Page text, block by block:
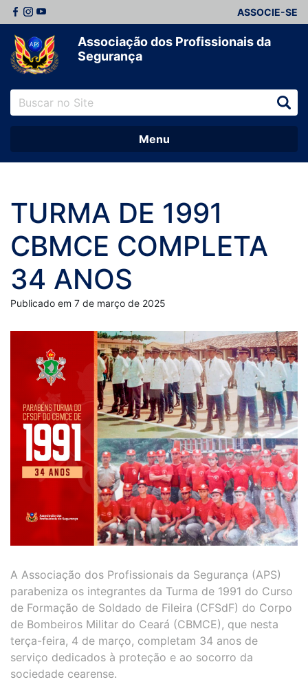
ASSOCIE-SE
Associação dos Profissionais da
Segurança
Menu
TURMA DE 1991
CBMCE COMPLETA
34 ANOS
Publicado em 7 de março de 2025
A Associação dos Profissionais da Segurança (APS)
parabeniza os integrantes da Turma de 1991 do Curso
de Formação de Soldado de Fileira (CFSdF) do Corpo
de Bombeiros Militar do Ceará (CBMCE), que nesta
terça-feira, 4 de março, completam 34 anos de
serviço dedicados à proteção e ao socorro da
sociedade cearense.